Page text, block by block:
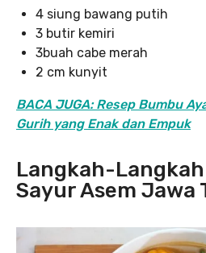
4 siung bawang putih
3 butir kemiri
3buah cabe merah
2 cm kunyit
BACA JUGA: Resep Bumbu
Gurih yang Enak dan Empuk
Langkah-
Sayur Asem Jawa